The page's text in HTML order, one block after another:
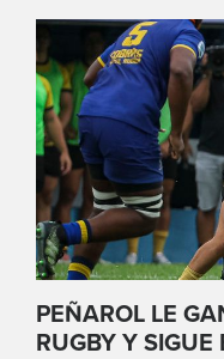
PEÑAROL LE
RUGBY Y SIGUE